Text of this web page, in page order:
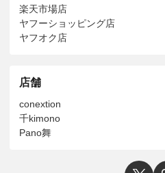
楽天市場店
ヤフーショッピング店
ヤフオク店
店舗
conextion
千kimono
Pano舞